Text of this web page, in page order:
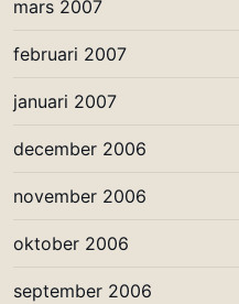
mars 2007
februari 2007
januari 2007
december 2006
november 2006
oktober 2006
september 2006